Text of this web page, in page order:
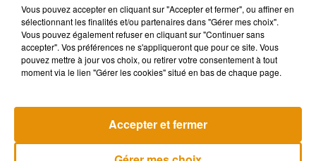
Musique
5 août 2026
Après le film, bientôt une docu-série sur
le père de Michael Jackson
Tiny Desk invite Charlie Puth pour une
Vous pouvez accepter en cliquant sur "Accepter et fermer", ou affiner en
sélectionnant les finalités et/ou partenaires dans "Gérer mes choix".
Vous pouvez également refuser en cliquant sur "Continuer sans
accepter". Vos préférences ne s'appliqueront que pour ce site. Vous
pouvez mettre à jour vos choix, ou retirer votre consentement à tout
moment via le lien "Gérer les cookies" situé en bas de chaque page.
Accepter et fermer